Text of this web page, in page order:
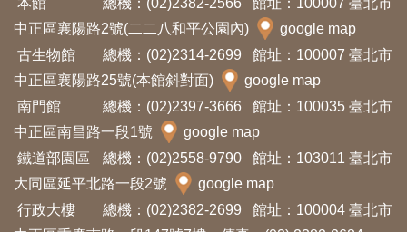
與
資
訊
安
全
宣
告
本館 總機：(02)2382-2566
館址：100007 臺北市
中正區襄陽路2號(二二八和平公園內)
google map
古生物館
總機：(02)2314-2699
館址：100007 臺北市
中正區襄陽路25號(本館斜對面)
google map
南門館
總機：(02)2397-3666
館址：100035 臺北市
中正區南昌路一段1號
google map
鐵道部園區
總機：(02)2558-9790
館址：103011 臺北市
大同區延平北路一段2號
google map
行政大樓
總機：(02)2382-2699
館址：100004 臺北市